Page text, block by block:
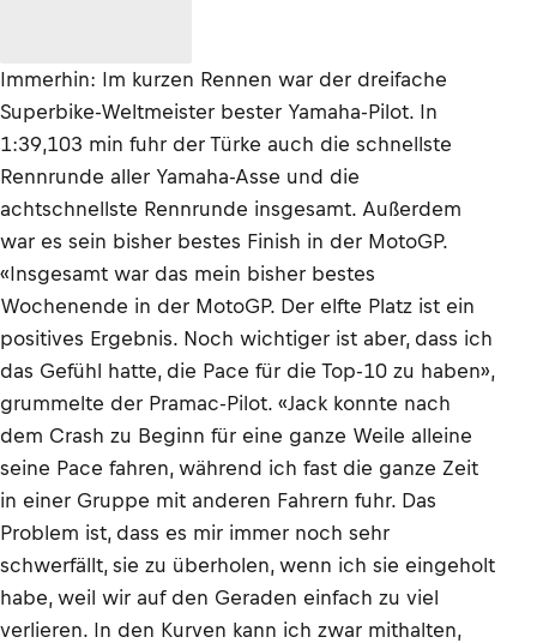
Immerhin: Im kurzen Rennen war der dreifache
Superbike-Weltmeister bester Yamaha-Pilot. In
1:39,103 min fuhr der Türke auch die schnellste
Rennrunde aller Yamaha-Asse und die
achtschnellste Rennrunde insgesamt. Außerdem
war es sein bisher bestes Finish in der MotoGP.
«Insgesamt war das mein bisher bestes
Wochenende in der MotoGP. Der elfte Platz ist ein
positives Ergebnis. Noch wichtiger ist aber, dass ich
das Gefühl hatte, die Pace für die Top-10 zu haben»,
grummelte der Pramac-Pilot. «Jack konnte nach
dem Crash zu Beginn für eine ganze Weile alleine
seine Pace fahren, während ich fast die ganze Zeit
in einer Gruppe mit anderen Fahrern fuhr. Das
Problem ist, dass es mir immer noch sehr
schwerfällt, sie zu überholen, wenn ich sie eingeholt
habe, weil wir auf den Geraden einfach zu viel
verlieren. In den Kurven kann ich zwar mithalten,